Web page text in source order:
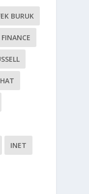
BURUK
FINANCE
INET